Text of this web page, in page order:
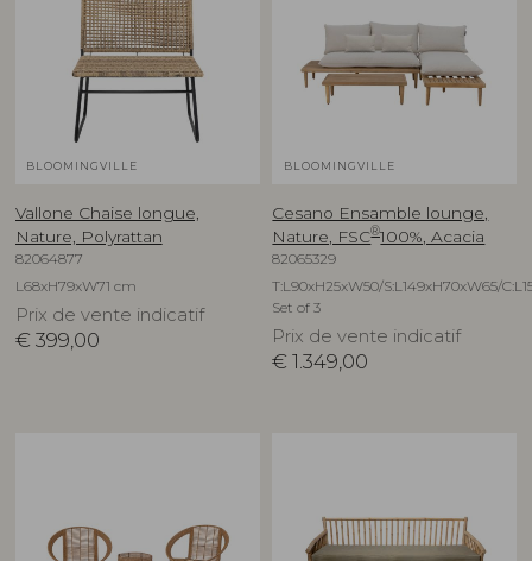
BLOOMINGVILLE
Vallone Chaise longue,
Nature, Polyrattan
82064877
L68xH79xW71 cm
Prix de vente indicatif
€ 399,00
BLOOMINGVILLE
Cesano Ensamble lounge,
Nature, FSC®100%, Acacia
82065329
T:L90xH25xW50/S:L149xH70xW65/
Set of 3
Prix de vente indicatif
€ 1.349,00